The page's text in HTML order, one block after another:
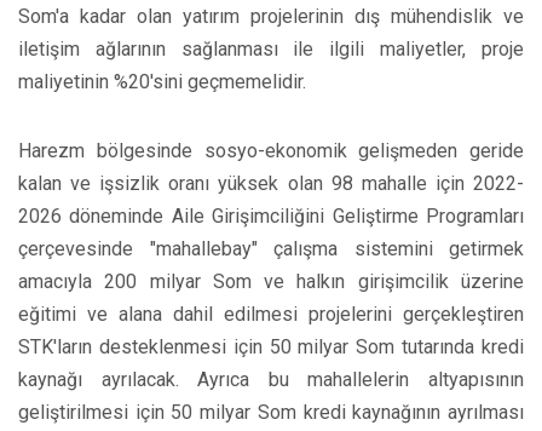
Som'a kadar olan yatırım projelerinin dış mühendislik ve
iletişim ağlarının sağlanması ile ilgili maliyetler, proje
maliyetinin %20'sini geçmemelidir.
Harezm bölgesinde sosyo-ekonomik gelişmeden geride
kalan ve işsizlik oranı yüksek olan 98 mahalle için 2022-
2026 döneminde Aile Girişimciliğini Geliştirme Programları
çerçevesinde "mahallebay" çalışma sistemini getirmek
amacıyla 200 milyar Som ve halkın girişimcilik üzerine
eğitimi ve alana dahil edilmesi projelerini gerçekleştiren
STK'ların desteklenmesi için 50 milyar Som tutarında kredi
kaynağı ayrılacak. Ayrıca bu mahallelerin altyapısının
geliştirilmesi için 50 milyar Som kredi kaynağının ayrılması